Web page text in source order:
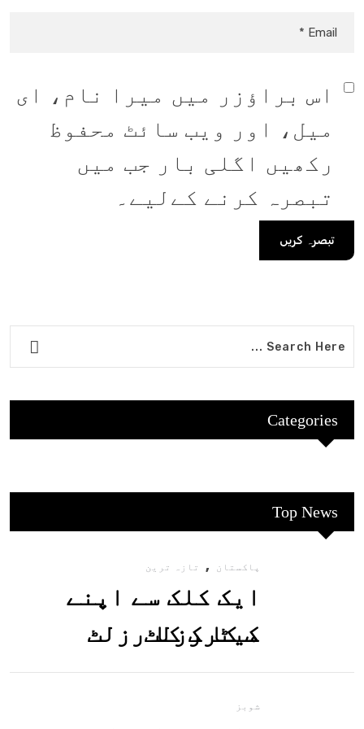
Categories
Top News
پاکستان , تازہ ترین
ایک کلک سے اپنے
میٹرک کا رزلٹ
معلوم کریں
شوبز
اس براؤزر میں میرا نام، ای
میل، اور ویب سائٹ محفوظ
رکھیں اگلی بار جب میں
تبصرہ کرنے کےلیے۔